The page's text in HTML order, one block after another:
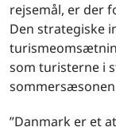
rejsemål, er der
Den strategiske
som turisterne i
”Danmark er et